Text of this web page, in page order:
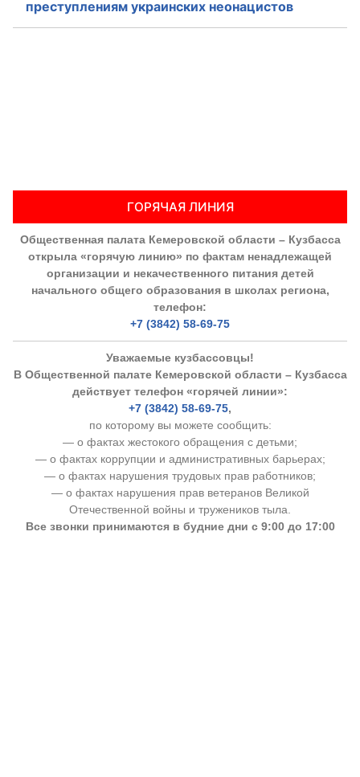
преступлениям украинских неонацистов
ГОРЯЧАЯ ЛИНИЯ
Общественная палата Кемеровской области – Кузбасса
открыла «горячую линию» по фактам ненадлежащей
организации и некачественного питания детей
начального общего образования в школах региона,
телефон:
+7 (3842) 58-69-75
Уважаемые кузбассовцы!
В Общественной палате Кемеровской области – Кузбасса
действует телефон «горячей линии»:
+7 (3842) 58-69-75,
по которому вы можете сообщить:
— о фактах жестокого обращения с детьми;
— о фактах коррупции и административных барьерах;
— о фактах нарушения трудовых прав работников;
— о фактах нарушения прав ветеранов Великой
Отечественной войны и тружеников тыла.
Все звонки принимаются в будние дни с 9:00 до 17:00